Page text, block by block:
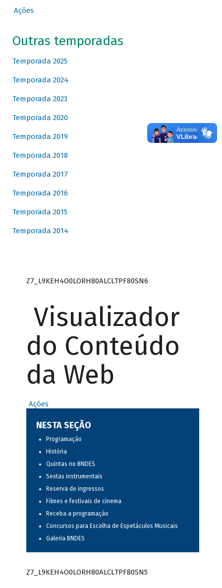
Ações
Outras temporadas
Temporada 2025
Temporada 2024
Temporada 2023
Temporada 2020
Temporada 2019
Temporada 2018
Temporada 2017
Temporada 2016
Temporada 2015
Temporada 2014
Z7_L9KEH4O0LORH80ALCLTPF80SN6
Visualizador
do Conteúdo
da Web
Ações
NESTA SEÇÃO
Programação
História
Quintas no BNDES
Sextas instrumentais
Reserva de ingressos
Filmes e festivais de cinema
Receba a programação
Concursos para Escolha de Espetáculos Musicais
Galeria BNDES
Z7_L9KEH4O0LORH80ALCLTPF80SN5